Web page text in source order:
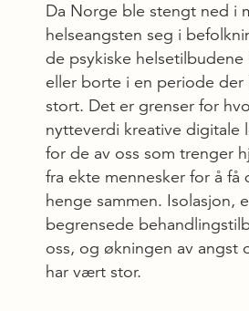
Da Norge ble stengt ned i
helseangsten seg i
de psykiske
eller borte i en periode der
stort. Det er grenser for
nytteverdi kreative digitale
for de av oss som trenger
fra ekte mennesker for å få
henge sammen. Isolasjon,
begrensede
oss, og økningen av angst
har vært stor.